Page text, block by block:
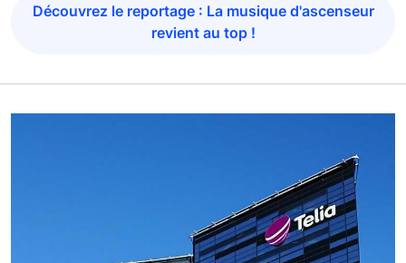
Découvrez le reportage : La musique d'ascenseur
revient au top !